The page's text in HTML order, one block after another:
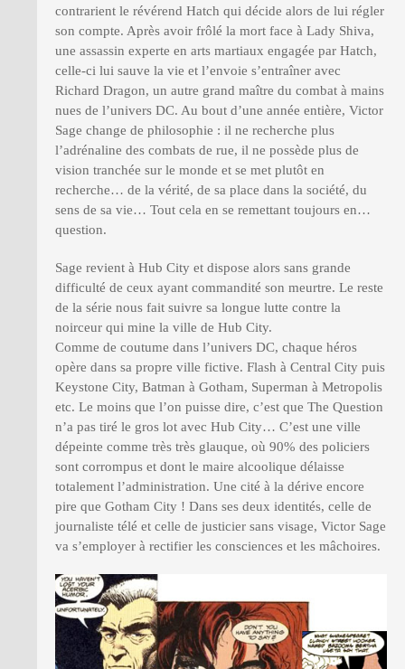
contrarient le révérend Hatch qui décide alors de lui régler
son compte. Après avoir frôlé la mort face à Lady Shiva,
une assassin experte en arts martiaux engagée par Hatch,
celle-ci lui sauve la vie et l’envoie s’entraîner avec
Richard Dragon, un autre grand maître du combat à mains
nues de l’univers DC. Au bout d’une année entière, Victor
Sage change de philosophie : il ne recherche plus
l’adrénaline des combats de rue, il ne possède plus de
vision tranchée sur le monde et se met plutôt en
recherche… de la vérité, de sa place dans la société, du
sens de sa vie… Tout cela en se remettant toujours en…
question.
Sage revient à Hub City et dispose alors sans grande
difficulté de ceux ayant commandité son meurtre. Le reste
de la série nous fait suivre sa longue lutte contre la
noirceur qui mine la ville de Hub City.
Comme de coutume dans l’univers DC, chaque héros
opère dans sa propre ville fictive. Flash à Central City puis
Keystone City, Batman à Gotham, Superman à Metropolis
etc. Le moins que l’on puisse dire, c’est que The Question
n’a pas tiré le gros lot avec Hub City… C’est une ville
dépeinte comme très très glauque, où 90% des policiers
sont corrompus et dont le maire alcoolique délaisse
totalement l’administration. Une cité à la dérive encore
pire que Gotham City ! Dans ses deux identités, celle de
journaliste télé et celle de justicier sans visage, Victor Sage
va s’employer à rectifier les consciences et les mâchoires.